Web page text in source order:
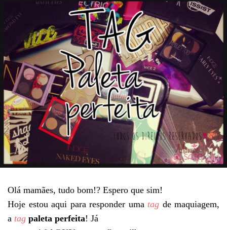
Olá mamães, tudo bom!? Espero que sim!
Hoje estou aqui para responder uma tag de maquiagem,
a tag paleta perfeita! Já